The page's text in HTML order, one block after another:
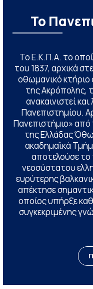
Το
Το Ε.Κ.Π.Α. το
του 1837, αρχικά
οθωμανικό κτήριο
της Ακρόπολης,
ανακαινιστεί
Πανεπιστημίου.
Πανεπιστήμιο»
της Ελλάδας
ακαδημαϊκά
αποτελούσε
νεοσύστατου
ευρύτερης
απέκτησε
οποίος υπήρξε
συγκεκριμένης